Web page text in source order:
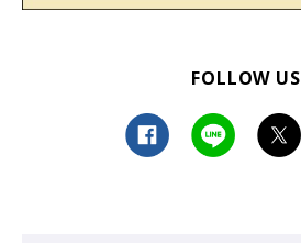
FOLLOW US